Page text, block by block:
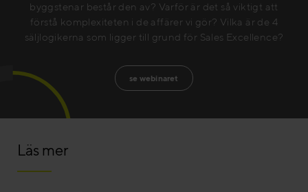
byggstenar består den av? Varför är det så viktigt att
förstå komplexiteten i de affärer vi gör? Vilka är de 4
säljlogikerna som ligger till grund för Sales Excellence?
se webinaret
Läs mer